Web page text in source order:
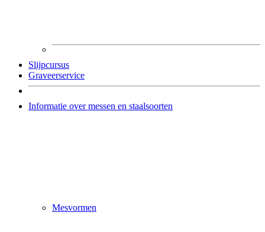
Slijpcursus
Graveerservice
Informatie over messen en staalsoorten
Mesvormen